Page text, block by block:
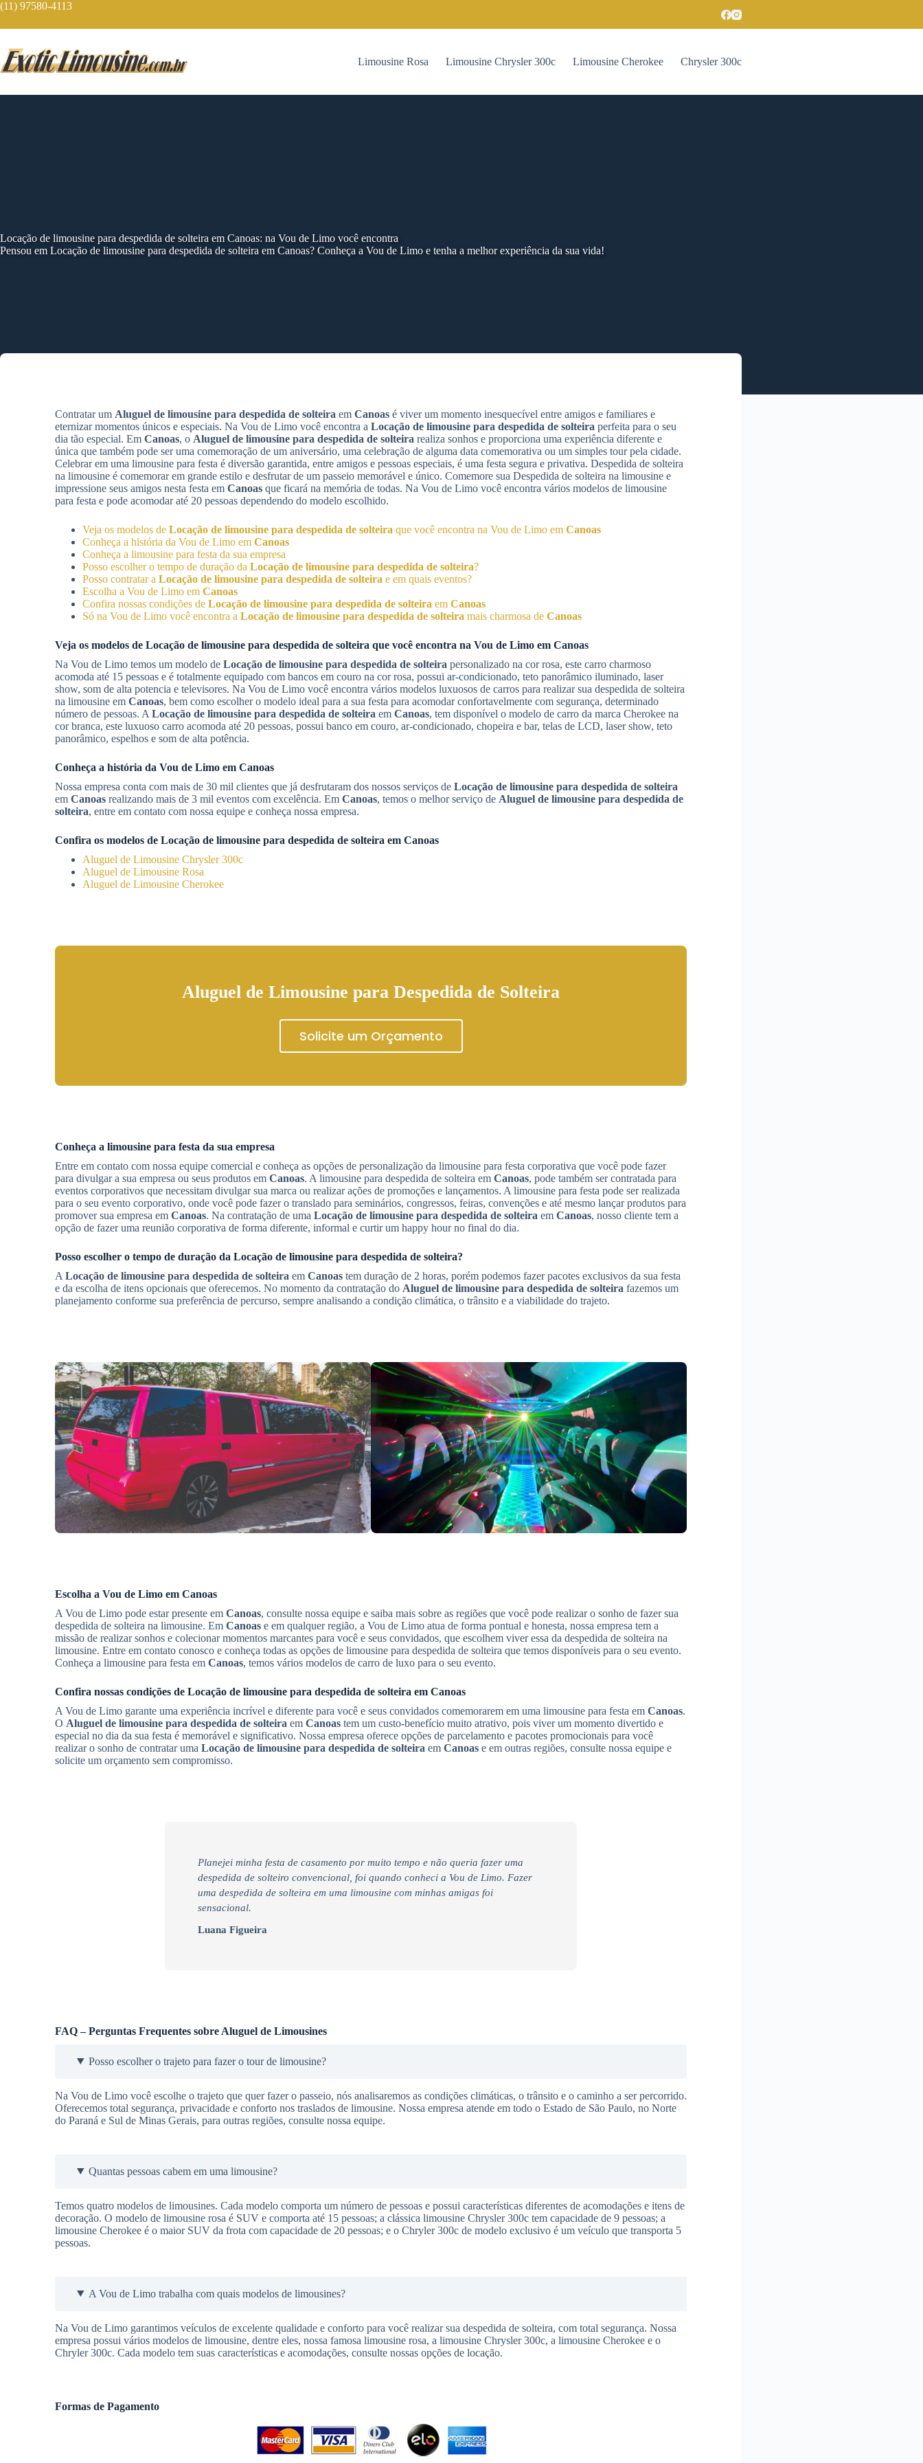
Skip
content
(11) 97580-4113
Limousine Rosa Limousine Chrysler 300c Limousine Cherokee Chrysler 300c
Locação de limousine para despedida de solteira em Canoas: na Vou de Limo você encontra
Pensou em Locação de limousine para despedida de solteira em Canoas? Conheça a Vou de Limo e tenha a melhor experiência da sua vida!
Contratar um Aluguel de limousine para despedida de solteira em Canoas é viver um momento inesquecível entre amigos e familiares e
eternizar momentos únicos e especiais. Na Vou de Limo você encontra a Locação de limousine para despedida de solteira perfeita para o seu
dia tão especial. Em Canoas, o Aluguel de limousine para despedida de solteira realiza sonhos e proporciona uma experiência diferente e
única que também pode ser uma comemoração de um aniversário, uma celebração de alguma data comemorativa ou um simples tour pela cidade.
Celebrar em uma limousine para festa é diversão garantida, entre amigos e pessoas especiais, é uma festa segura e privativa. Despedida de solteira
na limousine é comemorar em grande estilo e desfrutar de um passeio memorável e único. Comemore sua Despedida de solteira na limousine e
impressione seus amigos nesta festa em Canoas que ficará na memória de todas. Na Vou de Limo você encontra vários modelos de limousine
para festa e pode acomodar até 20 pessoas dependendo do modelo escolhido.
Veja os modelos de Locação de limousine para despedida de solteira que você encontra na Vou de Limo em Canoas
Conheça a história da Vou de Limo em Canoas
Conheça a limousine para festa da sua empresa
Posso escolher o tempo de duração da Locação de limousine para despedida de solteira?
Posso contratar a Locação de limousine para despedida de solteira e em quais eventos?
Escolha a Vou de Limo em Canoas
Confira nossas condições de Locação de limousine para despedida de solteira em Canoas
Só na Vou de Limo você encontra a Locação de limousine para despedida de solteira mais charmosa de Canoas
Veja os modelos de Locação de limousine para despedida de solteira que você encontra na Vou de Limo em Canoas
Na Vou de Limo temos um modelo de Locação de limousine para despedida de solteira personalizado na cor rosa, este carro charmoso
acomoda até 15 pessoas e é totalmente equipado com bancos em couro na cor rosa, possui ar-condicionado, teto panorâmico iluminado, laser
show, som de alta potencia e televisores. Na Vou de Limo você encontra vários modelos luxuosos de carros para realizar sua despedida de solteira
na limousine em Canoas, bem como escolher o modelo ideal para a sua festa para acomodar confortavelmente com segurança, determinado
número de pessoas. A Locação de limousine para despedida de solteira em Canoas, tem disponível o modelo de carro da marca Cherokee na
cor branca, este luxuoso carro acomoda até 20 pessoas, possui banco em couro, ar-condicionado, chopeira e bar, telas de LCD, laser show, teto
panorâmico, espelhos e som de alta potência.
Conheça a história da Vou de Limo em Canoas
Nossa empresa conta com mais de 30 mil clientes que já desfrutaram dos nossos serviços de Locação de limousine para despedida de solteira
em Canoas realizando mais de 3 mil eventos com excelência. Em Canoas, temos o melhor serviço de Aluguel de limousine para despedida de
solteira, entre em contato com nossa equipe e conheça nossa empresa.
Confira os modelos de Locação de limousine para despedida de solteira em Canoas
Aluguel de Limousine Chrysler 300c
Aluguel de Limousine Rosa
Aluguel de Limousine Cherokee
Aluguel de Limousine para Despedida de Solteira
Solicite um Orçamento
Conheça a limousine para festa da sua empresa
Entre em contato com nossa equipe comercial e conheça as opções de personalização da limousine para festa corporativa que você pode fazer
para divulgar a sua empresa ou seus produtos em Canoas. A limousine para despedida de solteira em Canoas, pode também ser contratada para
eventos corporativos que necessitam divulgar sua marca ou realizar ações de promoções e lançamentos. A limousine para festa pode ser realizada
para o seu evento corporativo, onde você pode fazer o translado para seminários, congressos, feiras, convenções e até mesmo lançar produtos para
promover sua empresa em Canoas. Na contratação de uma Locação de limousine para despedida de solteira em Canoas, nosso cliente tem a
opção de fazer uma reunião corporativa de forma diferente, informal e curtir um happy hour no final do dia.
Posso escolher o tempo de duração da Locação de limousine para despedida de solteira?
A Locação de limousine para despedida de solteira em Canoas tem duração de 2 horas, porém podemos fazer pacotes exclusivos da sua festa
e da escolha de itens opcionais que oferecemos. No momento da contratação do Aluguel de limousine para despedida de solteira fazemos um
planejamento conforme sua preferência de percurso, sempre analisando a condição climática, o trânsito e a viabilidade do trajeto.
Escolha a Vou de Limo em Canoas
A Vou de Limo pode estar presente em Canoas, consulte nossa equipe e saiba mais sobre as regiões que você pode realizar o sonho de fazer sua
despedida de solteira na limousine. Em Canoas e em qualquer região, a Vou de Limo atua de forma pontual e honesta, nossa empresa tem a
missão de realizar sonhos e colecionar momentos marcantes para você e seus convidados, que escolhem viver essa da despedida de solteira na
limousine. Entre em contato conosco e conheça todas as opções de limousine para despedida de solteira que temos disponíveis para o seu evento.
Conheça a limousine para festa em Canoas, temos vários modelos de carro de luxo para o seu evento.
Confira nossas condições de Locação de limousine para despedida de solteira em Canoas
A Vou de Limo garante uma experiência incrível e diferente para você e seus convidados comemorarem em uma limousine para festa em Canoas.
O Aluguel de limousine para despedida de solteira em Canoas tem um custo-benefício muito atrativo, pois viver um momento divertido e
especial no dia da sua festa é memorável e significativo. Nossa empresa oferece opções de parcelamento e pacotes promocionais para você
realizar o sonho de contratar uma Locação de limousine para despedida de solteira em Canoas e em outras regiões, consulte nossa equipe e
solicite um orçamento sem compromisso.
Planejei minha festa de casamento por muito tempo e não queria fazer uma
despedida de solteiro convencional, foi quando conheci a Vou de Limo. Fazer
uma despedida de solteira em uma limousine com minhas amigas foi
sensacional.
Luana Figueira
FAQ – Perguntas Frequentes sobre Aluguel de Limousines
Posso escolher o trajeto para fazer o tour de limousine?
Na Vou de Limo você escolhe o trajeto que quer fazer o passeio, nós analisaremos as condições climáticas, o trânsito e o caminho a ser percorrido.
Oferecemos total segurança, privacidade e conforto nos traslados de limousine. Nossa empresa atende em todo o Estado de São Paulo, no Norte
do Paraná e Sul de Minas Gerais, para outras regiões, consulte nossa equipe.
Quantas pessoas cabem em uma limousine?
Temos quatro modelos de limousines. Cada modelo comporta um número de pessoas e possui características diferentes de acomodações e itens de
decoração. O modelo de limousine rosa é SUV e comporta até 15 pessoas; a clássica limousine Chrysler 300c tem capacidade de 9 pessoas; a
limousine Cherokee é o maior SUV da frota com capacidade de 20 pessoas; e o Chryler 300c de modelo exclusivo é um veículo que transporta 5
pessoas.
A Vou de Limo trabalha com quais modelos de limousines?
Na Vou de Limo garantimos veículos de excelente qualidade e conforto para você realizar sua despedida de solteira, com total segurança. Nossa
empresa possui vários modelos de limousine, dentre eles, nossa famosa limousine rosa, a limousine Chrysler 300c, a limousine Cherokee e o
Chryler 300c. Cada modelo tem suas características e acomodações, consulte nossas opções de locação.
Formas de Pagamento